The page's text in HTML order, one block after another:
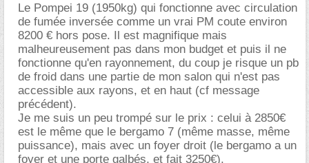
Le Pompei 19 (1950kg) qui fonctionne avec circulation
de fumée inversée comme un vrai PM coute environ
8200 € hors pose. Il est magnifique mais
malheureusement pas dans mon budget et puis il ne
fonctionne qu'en rayonnement, du coup je risque un pb
de froid dans une partie de mon salon qui n'est pas
accessible aux rayons, et en haut (cf message
précédent).
Je me suis un peu trompé sur le prix : celui à 2850
est le même que le bergamo 7 (même masse, même
puissance), mais avec un foyer droit (le bergamo a un
foyer et une porte galbés, et fait 3250€).